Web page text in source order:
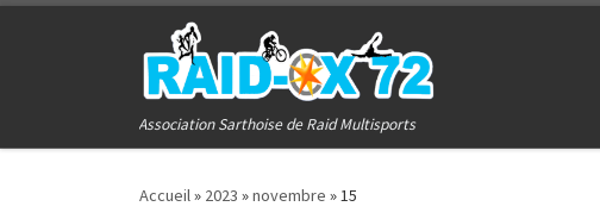
Association Sarthoise de Raid Multisports
Accueil» 2023 »novembre »15